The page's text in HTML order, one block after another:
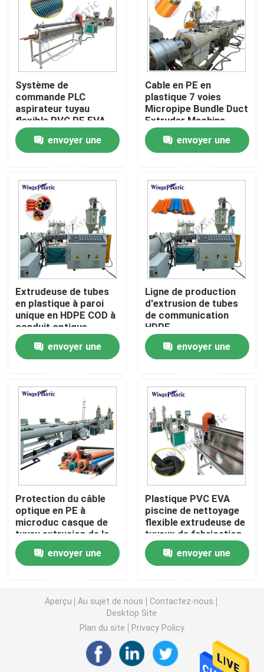
Maison
Produits
Au sujet de nous
Visite d'usine
Contrôle de qualité
Contactez-nous
Machine en plastique d'extrudeuse de tuyau
Ligne en plastique d'extrusion de tuyau
Machine d'extrudeuse de tuyau de HDPE
Machine d'extrudeuse de tuyau de PVC
Chaîne de production de tuyau de PPR
Machine d'extrudeuse de tuyau de PE
Machine ondulée d'extrudeuse de tuyau
Pp attachent la chaîne de production
Machine en plastique d'extrudeuse de feuille
Système de
commande PLC
aspirateur tuyau
flexible PVC PE EVA
machine d'extrusion
de tuyau en plastique
envoyer une
Cable en PE en
plastique 7 voies
Micropipe Bundle Duct
Extruder Machine
Machine d'extrusion
de tuyaux en plastique
envoyer une
Extrudeuse de tubes
en plastique à paroi
unique en HDPE COD à
conduit optique
ondulé
envoyer une
Ligne de production
d'extrusion de tubes
de communication
HDPE
envoyer une
Protection du câble
optique en PE à
microduc casque de
tuyau extrusion de la
ligne de fabrication de
la machine à vis unique
envoyer une
Plastique PVC EVA
piscine de nettoyage
flexible extrudeuse de
tuyaux de fabrication
de machine ligne de
productionenvoyer une
Aperçu Au sujet de nous
Contactez-nous
Desktop Site
Plan du site
Privacy Policy